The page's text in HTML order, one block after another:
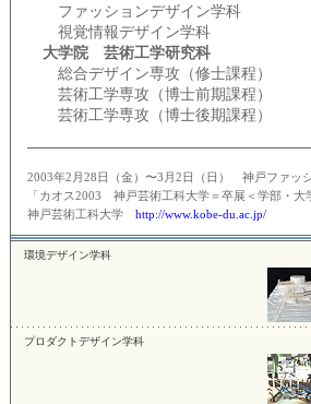
ファッションデザイン学科
視覚情報デザイン学科
大学院 芸術工学研究科
総合デザイン専攻（修士課程）
芸術工学専攻（博士前期課程）
芸術工学専攻（博士後期課程）
2003年2月28日（金）〜3月2日（日） 神戸ファッ
「カオス2003 神戸芸術工科大学＝卒展＜学部・大
神戸芸術工科大学 http://www.kobe-du.ac.jp/
環境デザイン学科
プロダクトデザイン学科